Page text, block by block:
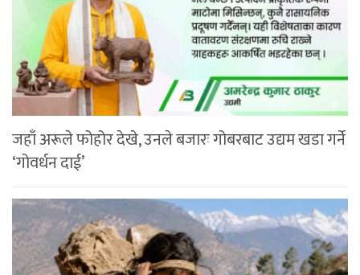
जहाँ अरूले फोहोर देखे, उनले बजारः गोबरबाट उद्यम खडा गर्ने
‘गोवर्धन दाई’